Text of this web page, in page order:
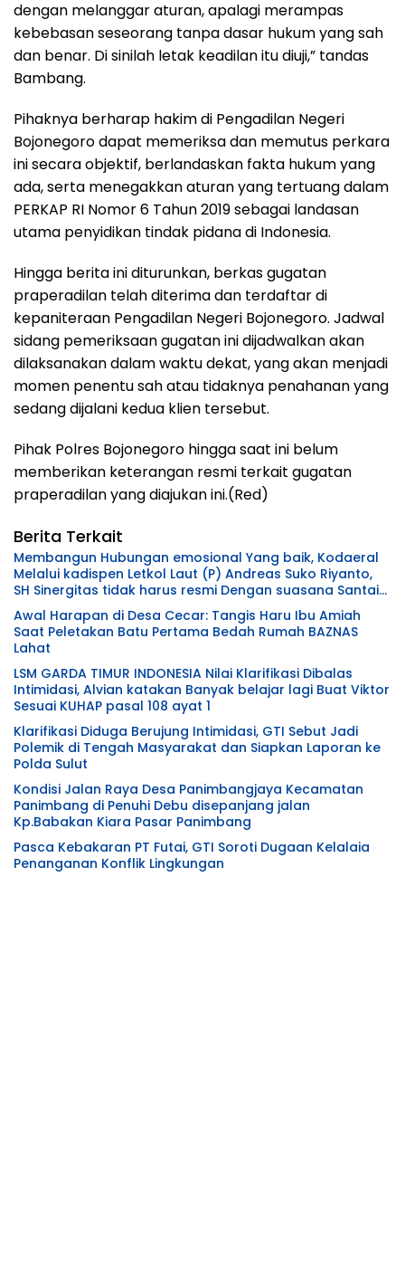
dengan melanggar aturan, apalagi merampas
kebebasan seseorang tanpa dasar hukum yang sah
dan benar. Di sinilah letak keadilan itu diuji,” tandas
Bambang.
Pihaknya berharap hakim di Pengadilan Negeri
Bojonegoro dapat memeriksa dan memutus perkara
ini secara objektif, berlandaskan fakta hukum yang
ada, serta menegakkan aturan yang tertuang dalam
PERKAP RI Nomor 6 Tahun 2019 sebagai landasan
utama penyidikan tindak pidana di Indonesia.
Hingga berita ini diturunkan, berkas gugatan
praperadilan telah diterima dan terdaftar di
kepaniteraan Pengadilan Negeri Bojonegoro. Jadwal
sidang pemeriksaan gugatan ini dijadwalkan akan
dilaksanakan dalam waktu dekat, yang akan menjadi
momen penentu sah atau tidaknya penahanan yang
sedang dijalani kedua klien tersebut.
Pihak Polres Bojonegoro hingga saat ini belum
memberikan keterangan resmi terkait gugatan
praperadilan yang diajukan ini.(Red)
Berita Terkait
Membangun Hubungan emosional Yang baik, Kodaeral
Melalui kadispen Letkol Laut (P) Andreas Suko Riyanto,
SH Sinergitas tidak harus resmi Dengan suasana Santai
lebih Dekat Dan Harmonis.
Awal Harapan di Desa Cecar: Tangis Haru Ibu Amiah
Saat Peletakan Batu Pertama Bedah Rumah BAZNAS
Lahat
LSM GARDA TIMUR INDONESIA Nilai Klarifikasi Dibalas
Intimidasi, Alvian katakan Banyak belajar lagi Buat Viktor
Sesuai KUHAP pasal 108 ayat 1
Klarifikasi Diduga Berujung Intimidasi, GTI Sebut Jadi
Polemik di Tengah Masyarakat dan Siapkan Laporan ke
Polda Sulut
Kondisi Jalan Raya Desa Panimbangjaya Kecamatan
Panimbang di Penuhi Debu disepanjang jalan
Kp.Babakan Kiara Pasar Panimbang
Pasca Kebakaran PT Futai, GTI Soroti Dugaan Kelalaia
Penanganan Konflik Lingkungan